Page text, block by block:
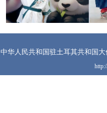
中华人民共和国驻土耳其共和国大